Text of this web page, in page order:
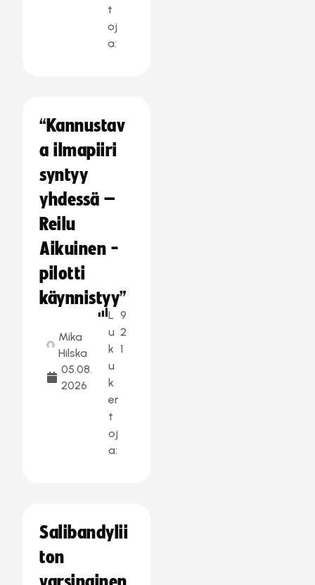
t
oj
a:
“Kannustav
a ilmapiiri
syntyy
yhdessä –
Reilu
Aikuinen -
pilotti
käynnistyy”
Mika
Hilska
05.08.
2026
L
u
k
u
k
er
t
oj
a:
9
2
1
Salibandylii
ton